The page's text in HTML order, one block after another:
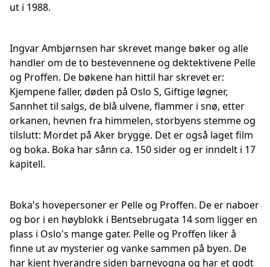
ut i 1988.
Ingvar Ambjørnsen har skrevet mange bøker og alle
handler om de to bestevennene og dektektivene Pelle
og Proffen. De bøkene han hittil har skrevet er:
Kjempene faller, døden på Oslo S, Giftige løgner,
Sannhet til salgs, de blå ulvene, flammer i snø, etter
orkanen, hevnen fra himmelen, storbyens stemme og
tilslutt: Mordet på Aker brygge. Det er også laget film
og boka. Boka har sånn ca. 150 sider og er inndelt i 17
kapitell.
Boka's hovepersoner er Pelle og Proffen. De er naboer
og bor i en høyblokk i Bentsebrugata 14 som ligger en
plass i Oslo's mange gater. Pelle og Proffen liker å
finne ut av mysterier og vanke sammen på byen. De
har kjent hverandre siden barnevogna og har et godt